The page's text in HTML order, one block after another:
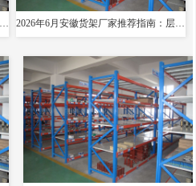
厂家推荐指南：导轨成型设备消防箱光伏支架货架夸梁公司优选！ 2026年6月安徽货架厂家推荐指南：层板货架悬臂贯通双伸位公司优选！